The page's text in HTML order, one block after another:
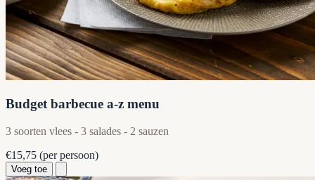
Budget barbecue a-z menu
3 soorten vlees - 3 salades - 2 sauzen
€15,75 (per persoon)
Voeg toe